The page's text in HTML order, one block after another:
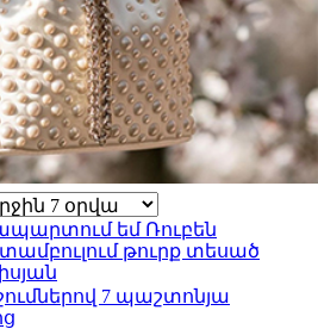
եմ Ռուբեն
թուրք տեսած
7 պաշտոնյա